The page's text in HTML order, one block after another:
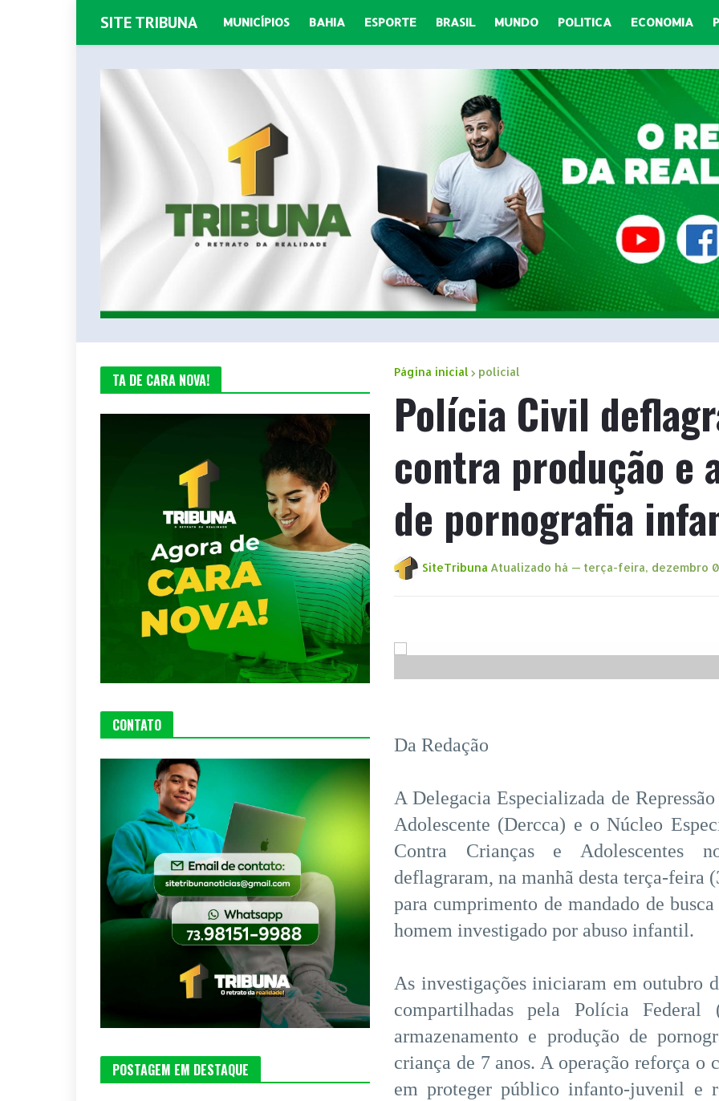
SITE TRIBUNA MUNICÍPIOS BAHIA ESPORTE BRASIL MUNDO POLITICA ECONOMIA
Página inicial policial
Polícia Civil
contra produção e
de pornografia
SiteTribuna Atualizado há — terça-feira, dezembro
Da Redação
A Delegacia Especializada de
Adolescente (Dercca) e o Núcleo
Contra Crianças e Adolescentes
deflagraram, na manhã desta terça-feira
para cumprimento de mandado de
homem investigado por abuso infantil.
As investigações iniciaram em outubro
compartilhadas pela Polícia
armazenamento e produção de
criança de 7 anos. A operação reforça
em proteger público infanto-juvenil e
TA DE CARA NOVA!
CONTATO
POSTAGEM EM DESTAQUE